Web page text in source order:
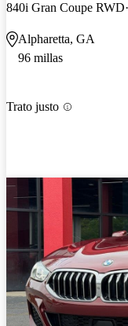
840i Gran Coupe RWD
Alpharetta, GA
96 millas
Trato justo